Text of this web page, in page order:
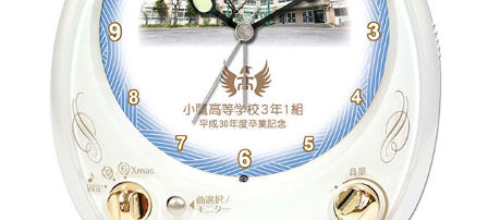
目覚まし時計(集合＋個別)
メロディ時計(集合)
音声時計(集合)
目覚まし時計(個別)
お絵かきギャラリープラス(絵＋個別)